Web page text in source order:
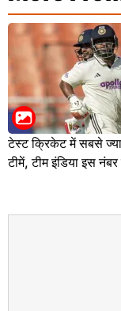
टेस्ट क्रिकेट में सबसे
टीमें, टीम इंडिया इस नंबर